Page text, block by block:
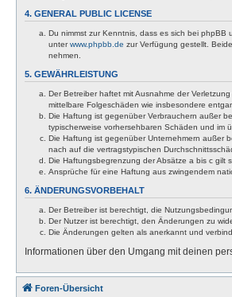
4. GENERAL PUBLIC LICENSE
Du nimmst zur Kenntnis, dass es sich bei phpBB
unterwww.phpbb.de zur Verfügung gestellt.
nehmen.
5. GEWÄHRLEISTUNG
Der Betreiber haftet mit Ausnahme der
mittelbare Folgeschäden wie insbesondere
Die Haftung ist gegenüber Verbrauchern außer
typischerweise vorhersehbaren Schäden und im
Die Haftung ist gegenüber Unternehmern außer
nach auf die vertragstypischen
Die Haftungsbegrenzung der Absätze a bis c gilt
Ansprüche für eine Haftung aus zwingendem
6. ÄNDERUNGSVORBEHALT
Der Betreiber ist berechtigt, die
Der Nutzer ist berechtigt, den Änderungen zu
Die Änderungen gelten als anerkannt und
Informationen über den Umgang mit deinen
Foren-Übersicht